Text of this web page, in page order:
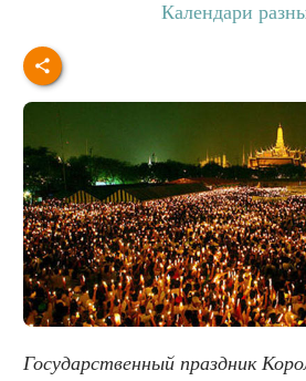
Календари
Государственный праздник